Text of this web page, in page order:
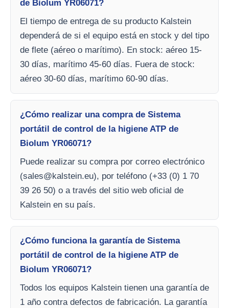
de Biolum YR06071?
El tiempo de entrega de su producto Kalstein
dependerá de si el equipo está en stock y del tipo
de flete (aéreo o marítimo). En stock: aéreo 15-
30 días, marítimo 45-60 días. Fuera de stock:
aéreo 30-60 días, marítimo 60-90 días.
¿Cómo realizar una compra de Sistema
portátil de control de la higiene ATP de
Biolum YR06071?
Puede realizar su compra por correo electrónico
(sales@kalstein.eu), por teléfono (+33 (0) 1 70
39 26 50) o a través del sitio web oficial de
Kalstein en su país.
¿Cómo funciona la garantía de Sistema
portátil de control de la higiene ATP de
Biolum YR06071?
Todos los equipos Kalstein tienen una garantía de
1 año contra defectos de fabricación. La garantía